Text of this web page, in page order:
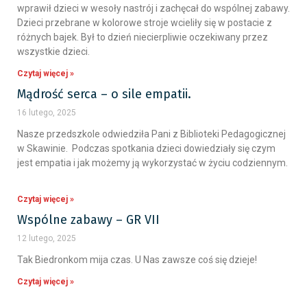
wprawił dzieci w wesoły nastrój i zachęcał do wspólnej zabawy.
Dzieci przebrane w kolorowe stroje wcieliły się w postacie z
różnych bajek. Był to dzień niecierpliwie oczekiwany przez
wszystkie dzieci.
Czytaj więcej »
Mądrość serca – o sile empatii.
16 lutego, 2025
Nasze przedszkole odwiedziła Pani z Biblioteki Pedagogicznej
w Skawinie. Podczas spotkania dzieci dowiedziały się czym
jest empatia i jak możemy ją wykorzystać w życiu codziennym.
Czytaj więcej »
Wspólne zabawy – GR VII
12 lutego, 2025
Tak Biedronkom mija czas. U Nas zawsze coś się dzieje!
Czytaj więcej »